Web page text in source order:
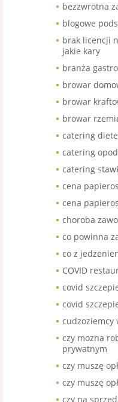
bezzwrotna
blogowe
brak licencji
jakie kary
branża
browar
browar
browar
catering
catering
catering
cena
cena
choroba
co powinna
co z
COVID
covid
covid
cudzoziemcy
czy mozna
prywatnym
czy muszę
czy muszę
czy na